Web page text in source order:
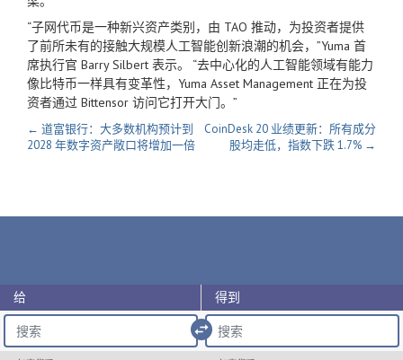
“子网代币是一种新兴资产类别，由 TAO 推动，为投资者提供
了前所未有的接触大规模人工智能创新浪潮的机会，”Yuma 首
席执行官 Barry Silbert 表示。 “去中心化的人工智能领域有能力
像比特币一样具有变革性，Yuma Asset Management 正在为投
资者通过 Bittensor 访问它打开大门。”
← 道富银行：大多数机构预计到
2028 年数字资产敞口将增加一倍
CoinDesk 20 业绩更新：所有成分
股均走低，指数下跌 1.7% →
给 得到
import_export